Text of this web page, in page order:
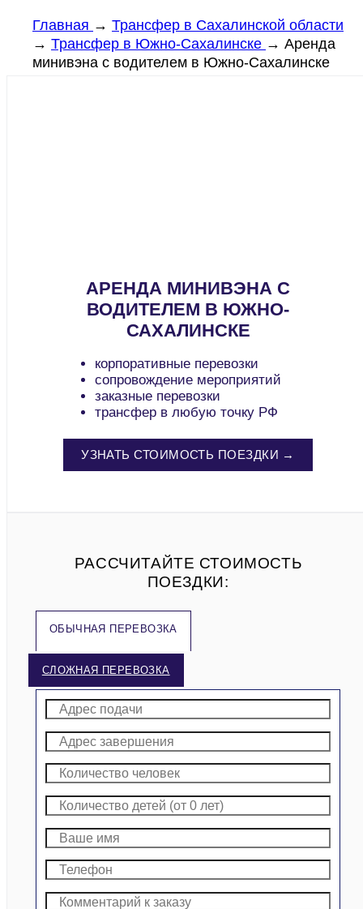
Главная → Трансфер в Сахалинской области
→ Трансфер в Южно-Сахалинске → Аренда
минивэна с водителем в Южно-Сахалинске
АРЕНДА МИНИВЭНА С
ВОДИТЕЛЕМ В ЮЖНО-
САХАЛИНСКЕ
корпоративные перевозки
сопровождение мероприятий
заказные перевозки
трансфер в любую точку РФ
УЗНАТЬ СТОИМОСТЬ ПОЕЗДКИ →
РАССЧИТАЙТЕ СТОИМОСТЬ
ПОЕЗДКИ:
ОБЫЧНАЯ ПЕРЕВОЗКА
СЛОЖНАЯ ПЕРЕВОЗКА